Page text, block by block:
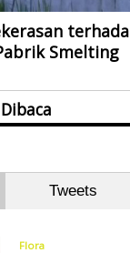
Smelting
Tweets
Flora